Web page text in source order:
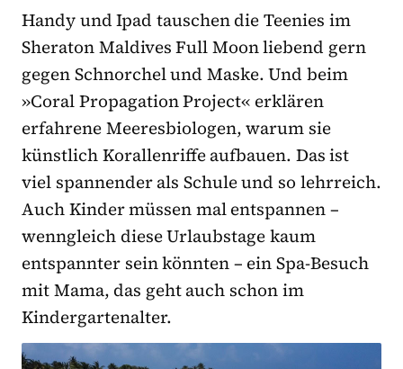
Handy und Ipad tauschen die Teenies im
Sheraton Maldives Full Moon liebend gern
gegen Schnorchel und Maske. Und beim
»Coral Propagation Project« erklären
erfahrene Meeresbiologen, warum sie
künstlich Korallenriffe aufbauen. Das ist
viel spannender als Schule und so lehrreich.
Auch Kinder müssen mal entspannen –
wenngleich diese Urlaubstage kaum
entspannter sein könnten – ein Spa-Besuch
mit Mama, das geht auch schon im
Kindergartenalter.